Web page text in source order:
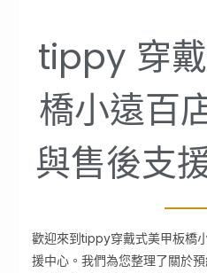
tippy 穿
橋小遠百
與售後支
歡迎來到tippy穿戴式美甲板橋
援中心。我們為您整理了關於